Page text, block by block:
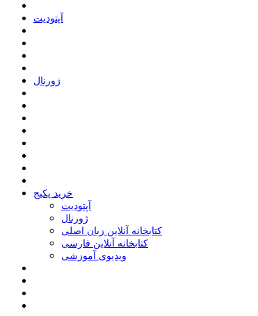
ﺁﭘﺘﻮﺩﯾﺖ
ﮊﻭﺭﻧﺎﻝ
خرید پکیج
ﺁﭘﺘﻮﺩﯾﺖ
ﮊﻭﺭﻧﺎﻝ
کتابخانه آنلاین زبان اصلی
کتابخانه آنلاین فارسی
ویدیوی آموزشی